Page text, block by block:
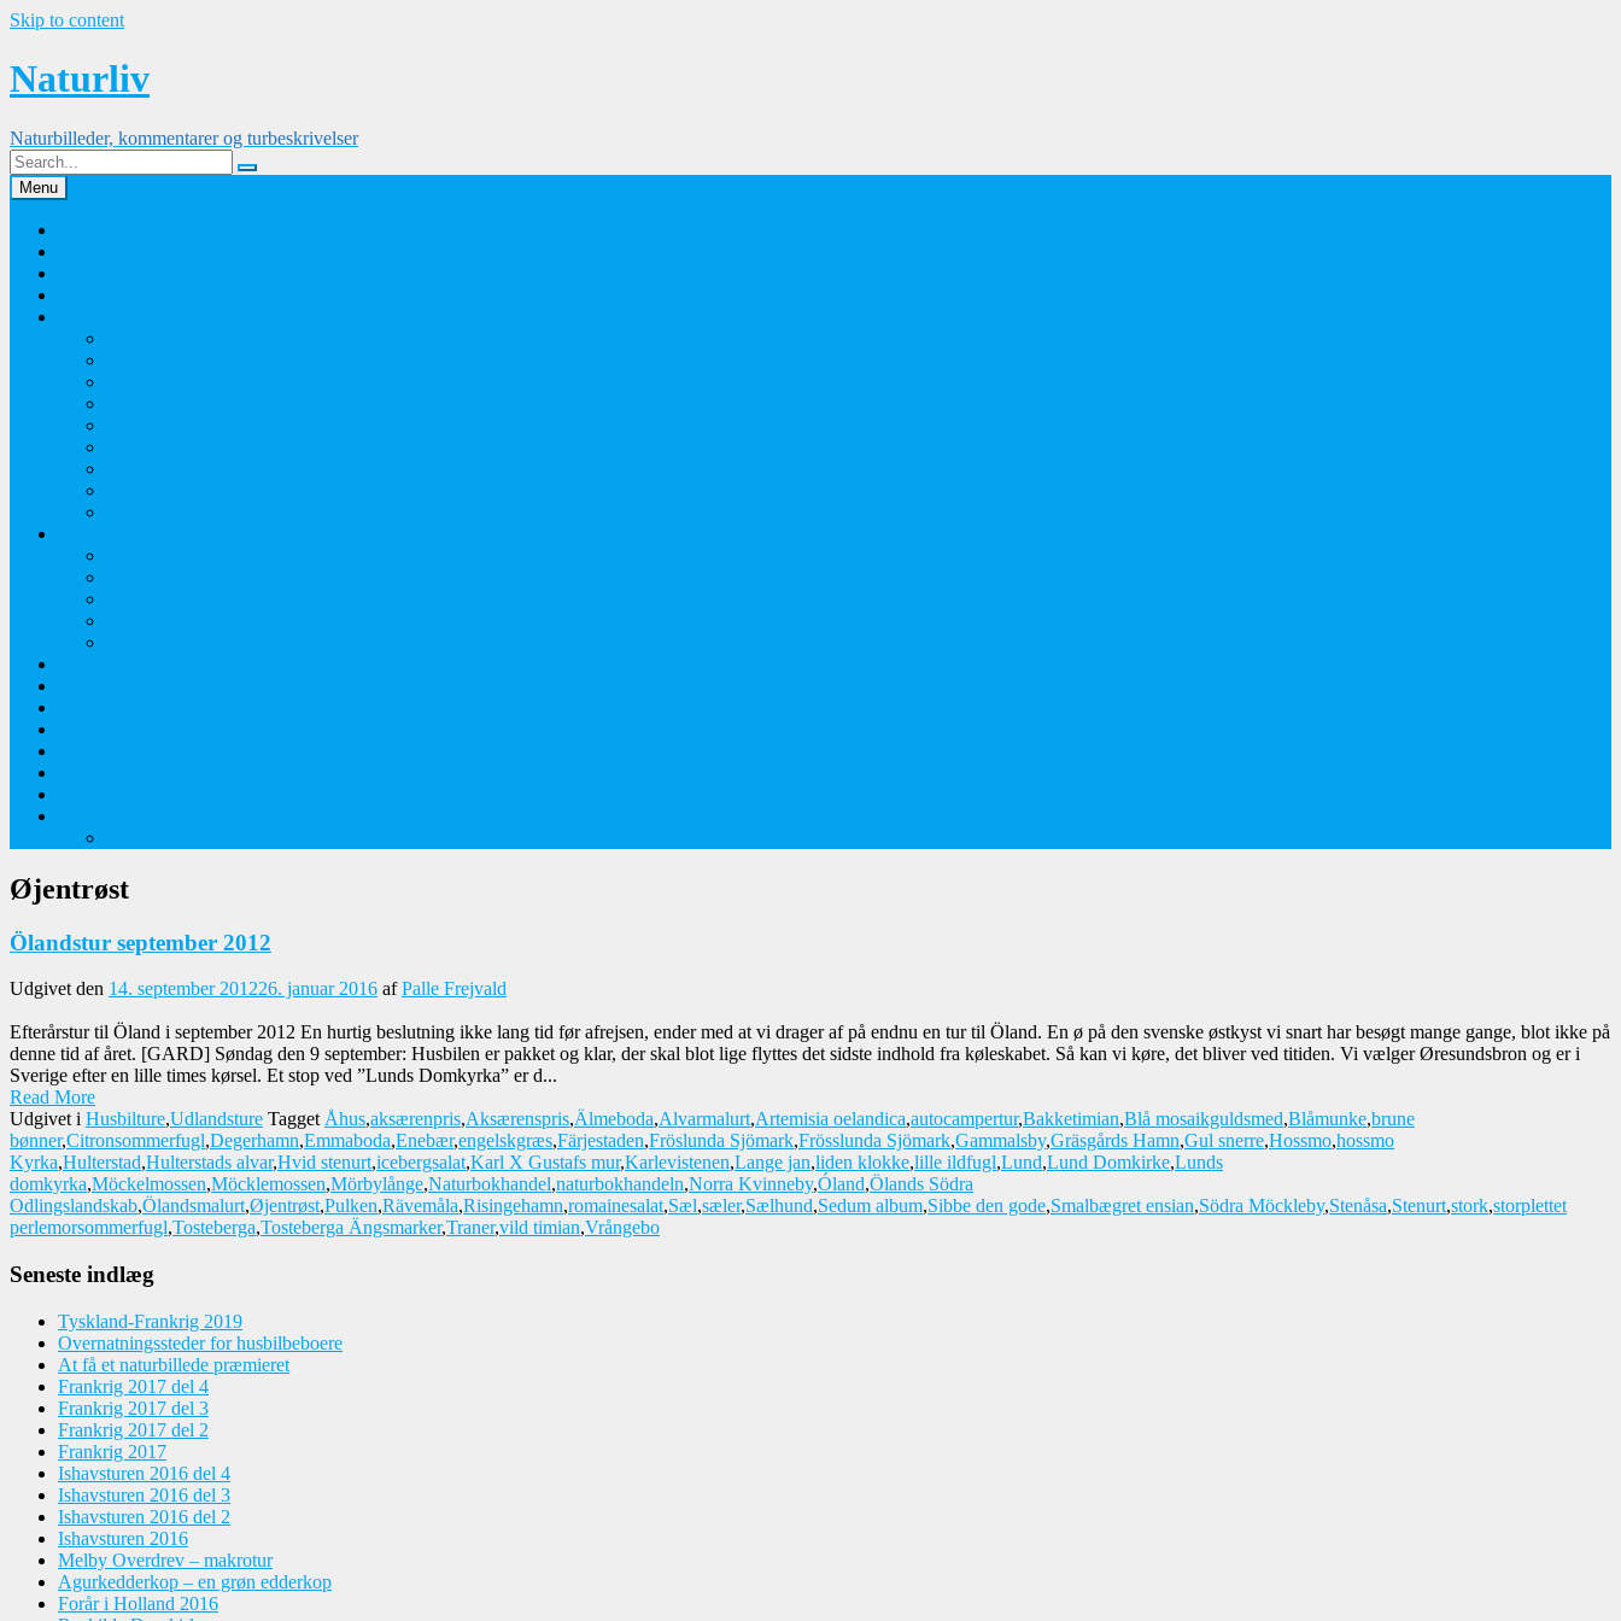
Skip to content
Naturliv
Naturbilleder, kommentarer og turbeskrivelser
Menu
Øjentrøst
Ölandstur september 2012
Udgivet den 14. september 201226. januar 2016 afPalle Frejvald
Efterårstur til Öland i september 2012 En hurtig beslutning ikke lang tid før afrejsen, ender med at vi drager af på endnu en tur til Öland. En ø på den svenske østkyst vi snart har besøgt mange gange, blot ikke på
denne tid af året. [GARD] Søndag den 9 september: Husbilen er pakket og klar, der skal blot lige flyttes det sidste indhold fra køleskabet. Så kan vi køre, det bliver ved titiden. Vi vælger Øresundsbron og er i
Sverige efter en lille times kørsel. Et stop ved ”Lunds Domkyrka” er d...
Read More
Udgivet i Husbilture,Udlandsture TaggetÅhus,aksærenpris,Aksærenspris,Älmeboda,Alvarmalurt,Artemisia oelandica,autocampertur,Bakketimian,Blå mosaikguldsmed,Blåmunke,brune
bønner,Citronsommerfugl,Degerhamn,Emmaboda,Enebær,engelskgræs,Färjestaden,Fröslunda Sjömark,Frösslunda Sjömark,Gammalsby,Gräsgårds Hamn,Gul snerre,Hossmo,hossmo
Kyrka,Hulterstad,Hulterstads alvar,Hvid stenurt,icebergsalat,Karl X Gustafs mur,Karlevistenen,Lange jan,liden klokke,lille ildfugl,Lund,Lund Domkirke,Lunds
domkyrka,Möckelmossen,Möcklemossen,Mörbylånge,Naturbokhandel,naturbokhandeln,Norra Kvinneby,Óland,Ölands Södra
Odlingslandskab,Ölandsmalurt,Øjentrøst,Pulken,Rävemåla,Risingehamn,romainesalat,Sæl,sæler,Sælhund,Sedum album,Sibbe den gode,Smalbægret ensian,Södra Möckleby,Stenåsa,Stenurt,stork,storplettet
perlemorsommerfugl,Tosteberga,Tosteberga Ängsmarker,Traner,vild timian,Vrångebo
Seneste indlæg
Tyskland-Frankrig 2019
Overnatningssteder for husbilbeboere
At få et naturbillede præmieret
Frankrig 2017 del 4
Frankrig 2017 del 3
Frankrig 2017 del 2
Frankrig 2017
Ishavsturen 2016 del 4
Ishavsturen 2016 del 3
Ishavsturen 2016 del 2
Ishavsturen 2016
Melby Overdrev – makrotur
Agurkedderkop – en grøn edderkop
Forår i Holland 2016